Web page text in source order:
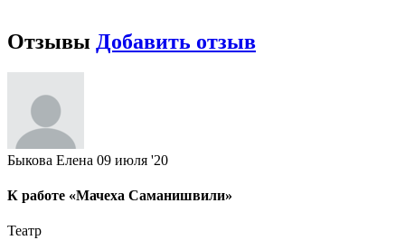
Отзывы Добавить отзыв
Быкова Елена 09 июля '20
К работе «Мачеха Саманишвили»
Театр